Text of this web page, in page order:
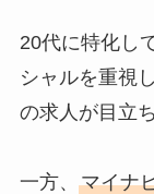
20代に特化し
シャルを重視
の求人が目立
一方、 マイナ